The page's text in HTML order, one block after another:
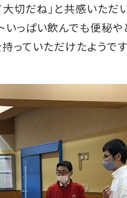
大切だね」と共感いた
いっぱい飲んでも便秘
持っていただけたようです